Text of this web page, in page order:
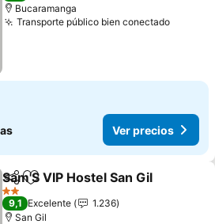
Bucaramanga
Transporte público bien conectadoVer
Ver precios
CompartirAgregar a favoritos
Sam'S VIP Hostel San Gil
2 Estrellas
9,1 Excelente
1.236
San Gil